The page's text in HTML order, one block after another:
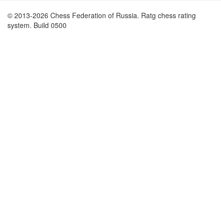
© 2013-2026 Chess Federation of Russia. Ratg chess rating
system. Build 0500